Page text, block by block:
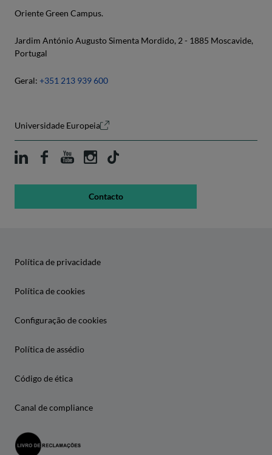
Oriente Green Campus.
Jardim António Augusto Simenta Mordido, 2 - 1885 Moscavide,
Portugal
Geral: +351 213 939 600
Universidade Europeia
Contacto
Política de privacidade
Política de cookies
Configuração de cookies
Política de assédio
Código de ética
Canal de compliance